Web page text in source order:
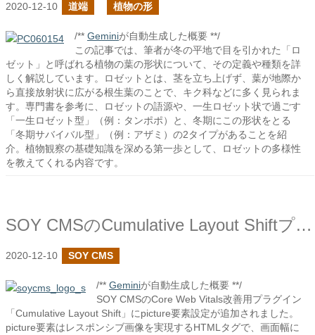
2020-12-10 道端 植物の形
/** Geminiが自動生成した概要 **/
この記事では、筆者が冬の平地で目を引かれた「ロ
ゼット」と呼ばれる植物の葉の形状について、その定義や種類を詳
しく解説しています。ロゼットとは、茎を立ち上げず、葉が地際か
ら直接放射状に広がる根生葉のことで、キク科などに多く見られま
す。専門書を参考に、ロゼットの語源や、一生ロゼット状で過ごす
「一生ロゼット型」（例：タンポポ）と、冬期にこの形状をとる
「冬期サバイバル型」（例：アザミ）の2タイプがあることを紹
介。植物観察の基礎知識を深める第一歩として、ロゼットの多様性
を教えてくれる内容です。
SOY CMSのCumulative Layout Shiftプラグインにpicture要素設定を追加しました
2020-12-10 SOY CMS
/** Geminiが自動生成した概要 **/
SOY CMSのCore Web Vitals改善用プラグイン
「Cumulative Layout Shift」にpicture要素設定が追加されました。
picture要素はレスポンシブ画像を実現するHTMLタグで、画面幅に